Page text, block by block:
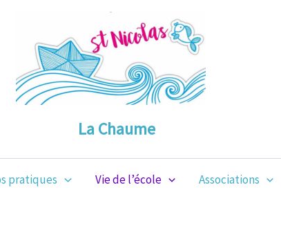
La Chaume
pratiques Vie de l’école Associations